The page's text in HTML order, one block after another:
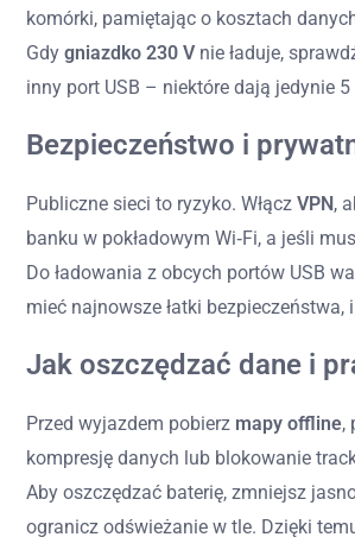
komórki, pamiętając o kosztach
Gdy gniazdko 230 Vnie ładuje,
inny port USB – niektóre dają jedynie
Bezpieczeństwo i
Publiczne sieci to ryzyko. Włącz VPN,
banku w pokładowym Wi‑Fi, a jeśli
Do ładowania z obcych portów USB
mieć najnowsze łatki bezpieczeństwa,
Jak oszczędzać dane i
Przed wyjazdem pobierz mapy offline,
kompresję danych lub blokowanie
Aby oszczędzać baterię, zmniejsz
ogranicz odświeżanie w tle. Dzięki